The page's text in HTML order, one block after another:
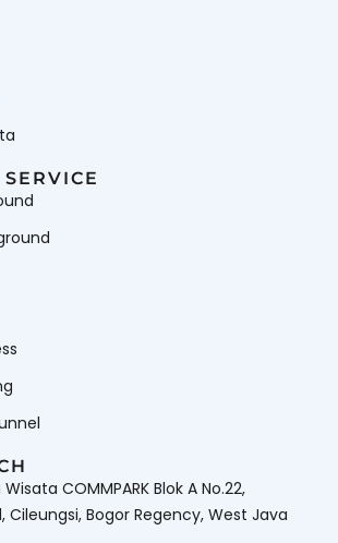
COMMPARK Blok A No.22,
Cileungsi, Bogor Regency, West Java